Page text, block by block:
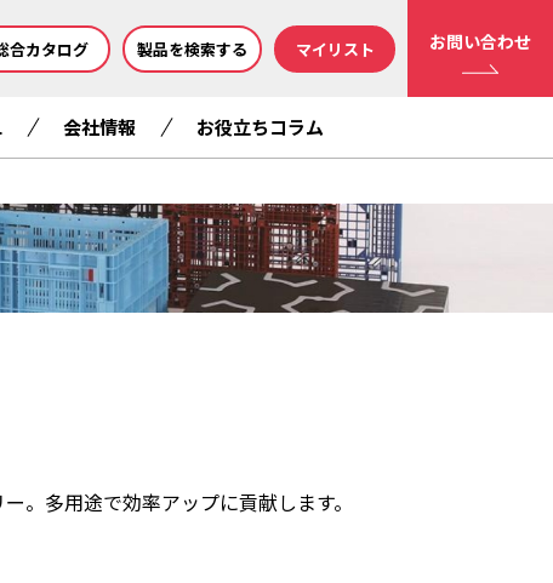
合カタログ 製品を検索する マイリスト お問い合わせ
会社情報 お役立ちコラム
。多用途で効率アップに貢献します。